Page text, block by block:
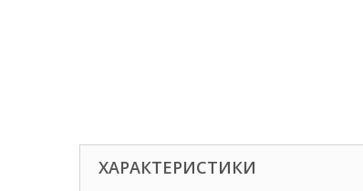
ХАРАКТЕРИСТИКИ